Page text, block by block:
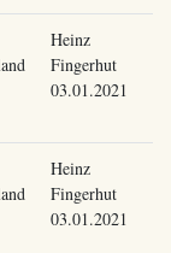
Heinz
Fingerhut
03.01.2021
Heinz
Fingerhut
03.01.2021